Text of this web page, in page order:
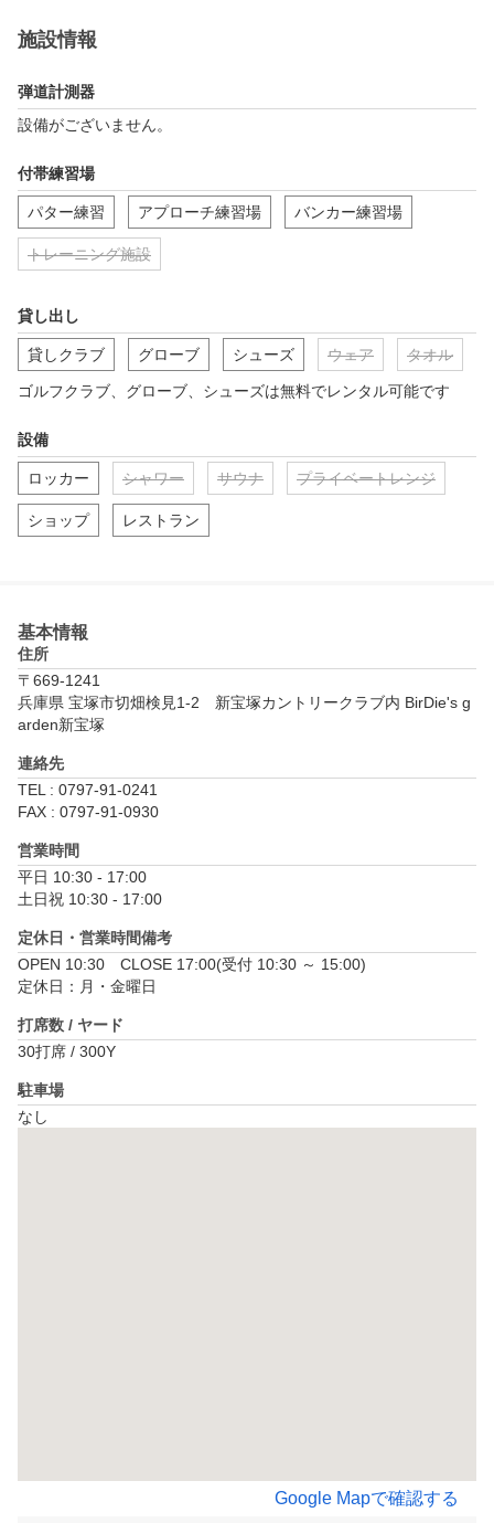
施設情報
弾道計測器
設備がございません。
付帯練習場
パター練習 アプローチ練習場 バンカー練習場
トレーニング施設
貸し出し
貸しクラブ グローブ シューズ ウェア タオル
ゴルフクラブ、グローブ、シューズは無料でレンタル可能です
設備
ロッカー シャワー サウナ プライベートレンジ
ショップ レストラン
基本情報
住所
〒669-1241
兵庫県 宝塚市切畑検見1-2　新宝塚カントリークラブ内 BirDie's g
arden新宝塚
連絡先
TEL : 0797-91-0241
FAX : 0797-91-0930
営業時間
平日 10:30 - 17:00
土日祝 10:30 - 17:00
定休日・営業時間備考
OPEN 10:30　CLOSE 17:00(受付 10:30 ～ 15:00)
定休日：月・金曜日
打席数 / ヤード
30打席 / 300Y
駐車場
なし
Google Mapで確認する